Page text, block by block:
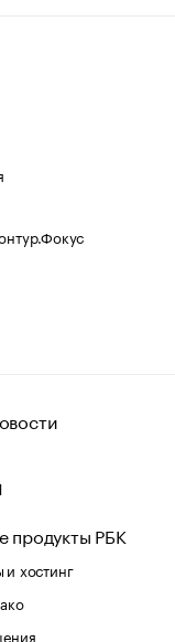
продукты РБК
хостинг